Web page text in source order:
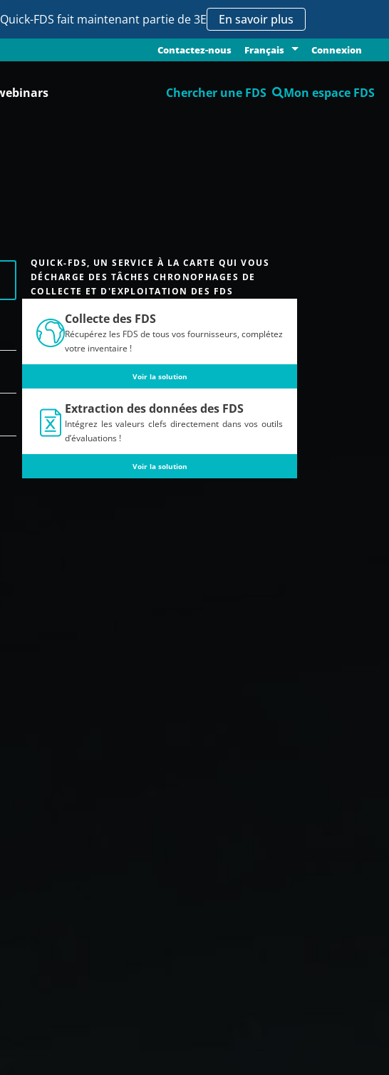
Quick-FDS fait maintenant partie de 3E En savoir plus
Contactez-nous Français Connexion
Chercher une FDS Mon espace FDS
QUICK-FDS, UN SERVICE À LA CARTE QUI VOUS
DÉCHARGE DES TÂCHES CHRONOPHAGES DE
COLLECTE ET D'EXPLOITATION DES FDS
Collecte des FDS
Récupérez les FDS de tous vos fournisseurs, complétez
votre inventaire !
Voir la solution
Extraction des données des FDS
Intégrez les valeurs clefs directement dans vos outils
d’évaluations !
Voir la solution